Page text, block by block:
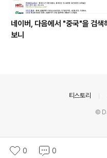
네이버, 다음에서 "중국"을 검색
보니
0 0
티스토리
©